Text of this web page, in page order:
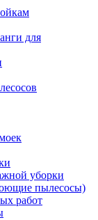
для
уборки
пылесосы)
работ